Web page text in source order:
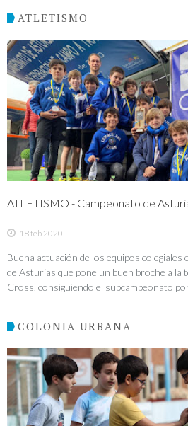
ATLETISMO
ATLETISMO - Campeonato de
18 feb 2020
Buena actuación de los equipos colegiales
de Asturias que pone un buen broche a la
Cross, consiguiendo el subcampeonato
COLONIA URBANA